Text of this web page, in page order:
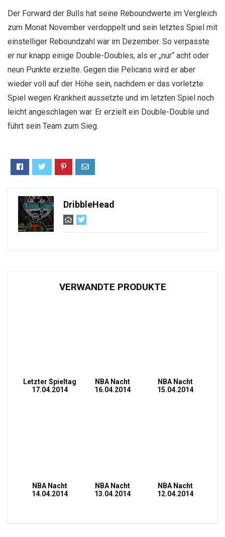
Der Forward der Bulls hat seine Reboundwerte im Vergleich
zum Monat November verdoppelt und sein letztes Spiel mit
einstelliger Reboundzahl war im Dezember. So verpasste
er nur knapp einige Double-Doubles, als er „nur“ acht oder
neun Punkte erzielte. Gegen die Pelicans wird er aber
wieder voll auf der Höhe sein, nachdem er das vorletzte
Spiel wegen Krankheit aussetzte und im letzten Spiel noch
leicht angeschlagen war. Er erzielt ein Double-Double und
führt sein Team zum Sieg.
DribbleHead
VERWANDTE PRODUKTE
Letzter Spieltag
17.04.2014
NBA Nacht
16.04.2014
NBA Nacht
15.04.2014
NBA Nacht
14.04.2014
NBA Nacht
13.04.2014
NBA Nacht
12.04.2014